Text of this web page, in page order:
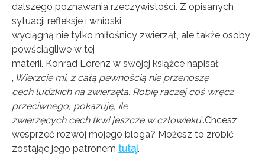
Wyrażam zgodę na przetwarzanie moich danych osobowych (adresu e-
mail oraz imienia) zawartych w zgłoszeniu w celu otrzymywania
newslettera. W każdym momencie mogę wycofać zgodę wypisując się z
newslettera. Szczegółowe informacje o przetwarzaniu danych znajdują
dalszego poznawania rzeczywistości. Z opisanych
sytuacji refleksje i wnioski
wyciągną nie tylko miłośnicy zwierząt, ale także osoby
powściągliwe w tej
materii. Konrad Lorenz w swojej książce napisał:
„ Wierzcie mi, z całą pewnością nie przenoszę
cech ludzkich na zwierzęta. Robię raczej coś wręcz
przeciwnego, pokazuję, ile
zwierzęcych cech tkwi jeszcze w człowieku”.Chcesz
wesprzeć rozwój mojego bloga? Możesz to zrobić
zostając jego patronem tutaj.